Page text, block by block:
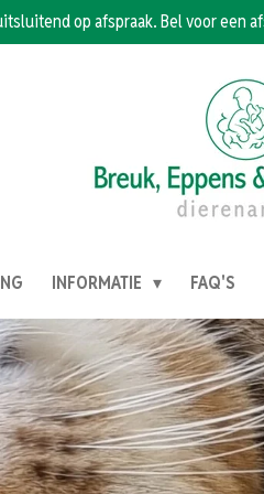
op afspraak. Bel voor een
INFORMATIE FAQ'S